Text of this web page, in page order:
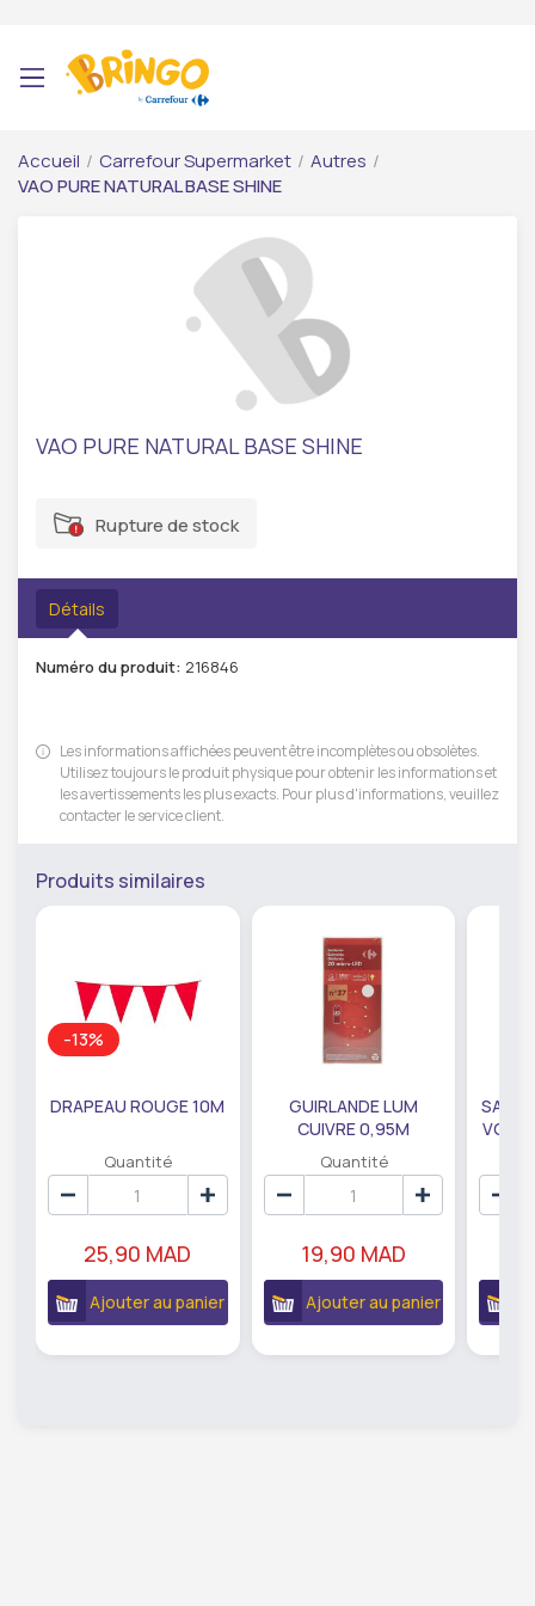
Accueil / Carrefour Supermarket / Autres /
VAO PURE NATURAL BASE SHINE
VAO PURE NATURAL BASE SHINE
Rupture de stock
Détails
Numéro du produit: 216846
Les informations affichées peuvent être incomplètes ou obsolètes.
Utilisez toujours le produit physique pour obtenir les informations et
les avertissements les plus exacts. Pour plus d'informations, veuillez
contacter le service client.
Produits similaires
-13%
DRAPEAU ROUGE 10M
Quantité
25,90 MAD
Ajouter au panier
GUIRLANDE LUM
CUIVRE 0,95M
DE79207
Quantité
19,90 MAD
Ajouter au panier